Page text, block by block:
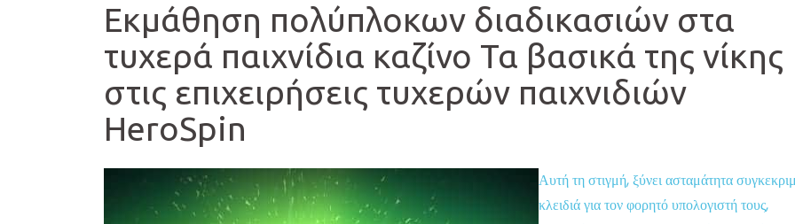
Εκμάθηση πολύπλοκων διαδικασιών στα
τυχερά παιχνίδια καζίνο Τα βασικά της νίκης
στις επιχειρήσεις τυχερών παιχνιδιών
HeroSpin
Αυτή τη στιγμή, ξύνει ασταμάτητα
κλειδιά για τον φορητό υπολογιστή τους,